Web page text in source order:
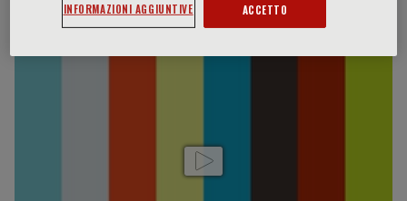
Video Interviste
INFORMAZIONI AGGIUNTIVE ACCETTO